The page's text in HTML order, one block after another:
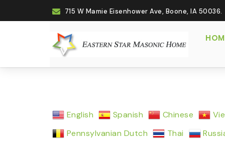
715 W Mamie Eisenhower Ave, Boone, IA 50036.
English Spanish Chinese
Pennsylvanian Dutch
Thai